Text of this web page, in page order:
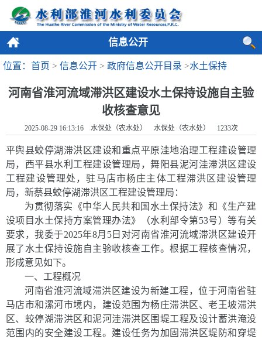
信息公开
位置：首页 > 信息公开 > 政府信息公开目录 >水土保持
河南省淮河流域滞洪区建设水土保持设施自主验
收核查意见
2025-08-29 16:13:16 水保处（农水处） 水保处（农水处） 1233次
平舆县蛟停湖滞洪区建设和重点平原洼地治理工程建设管理
局，西平县水利工程建设管理局，舞阳县泥河洼滞洪区建设
工程建设管理处，驻马店市杨庄主体工程滞洪区建设管理
局，新蔡县蛟停湖滞洪区工程建设管理局：
为贯彻落实《中华人民共和国水土保持法》和《生产建
设项目水土保持方案管理办法》（水利部令第53号）等有关
要求，我委于2025年8月 5日对河南省淮河流域滞洪区建设开
展了 水土保持设施自主验收核查工作。根据工程核查情况，
形成意见如下。
一、工程概况
河南省淮河流域滞洪区建设为新建工程，位于河南省驻
马店市和漯河市境内，建设范围为杨庄滞洪区、老王坡滞洪
区、蛟停湖滞洪区和泥河洼滞洪区围堤工程及设计蓄洪淹没
范围内的安全建设工程。建设任务为加固滞洪区堤防和穿堤